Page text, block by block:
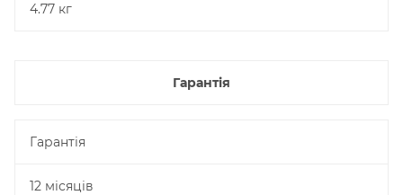
4.77 кг
Гарантія
Гарантія
12 місяців